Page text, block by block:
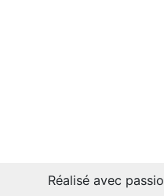
Réalisé avec